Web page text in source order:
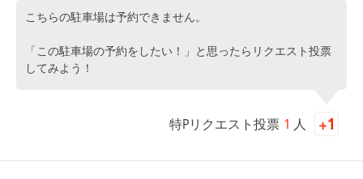
こちらの駐車場は予約できません。
「この駐車場の予約をしたい！」と思ったらリクエスト投票
してみよう！
特Pリクエスト投票 1 人